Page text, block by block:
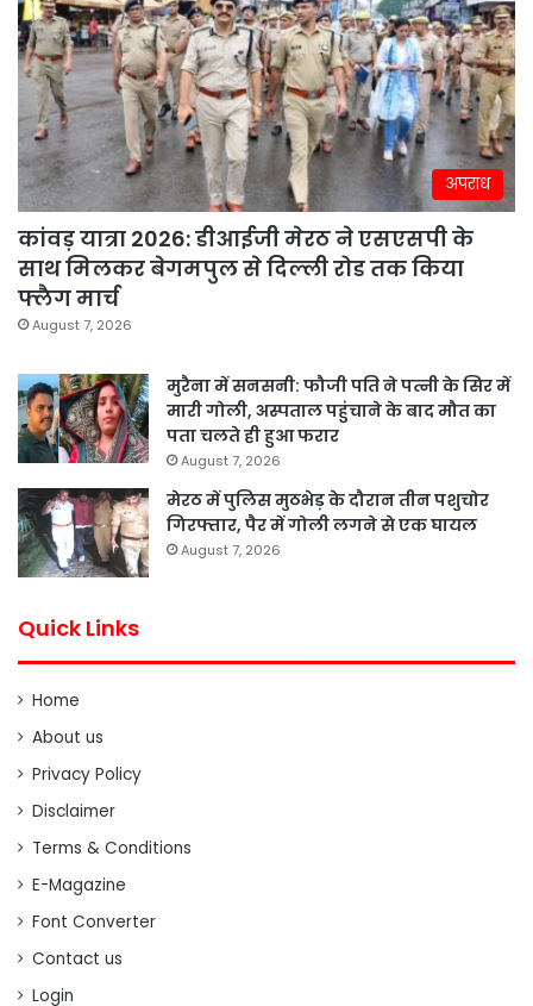
अपराध
कांवड़ यात्रा 2026: डीआईजी मेरठ ने एसएसपी के
साथ मिलकर बेगमपुल से दिल्ली रोड तक किया
फ्लैग मार्च
August 7, 2026
मुरैना में सनसनी: फौजी पति ने पत्नी के सिर में
मारी गोली, अस्पताल पहुंचाने के बाद मौत का
पता चलते ही हुआ फरार
August 7, 2026
मेरठ में पुलिस मुठभेड़ के दौरान तीन पशुचोर
गिरफ्तार, पैर में गोली लगने से एक घायल
August 7, 2026
Quick Links
Home
About us
Privacy Policy
Disclaimer
Terms & Conditions
E-Magazine
Font Converter
Contact us
Login